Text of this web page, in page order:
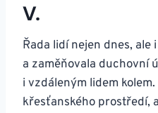
V.
Řada lidí nejen dnes, ale
a zaměňovala duchovní
i vzdáleným lidem
křesťanského prostředí,